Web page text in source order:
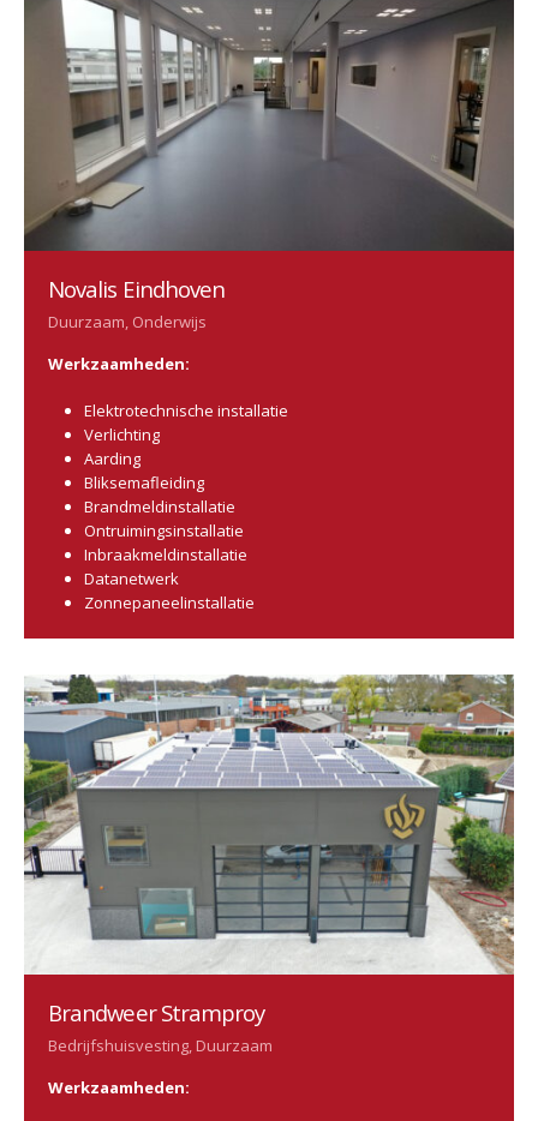
Novalis Eindhoven
Duurzaam, Onderwijs
Werkzaamheden:
Elektrotechnische installatie
Verlichting
Aarding
Bliksemafleiding
Brandmeldinstallatie
Ontruimingsinstallatie
Inbraakmeldinstallatie
Datanetwerk
Zonnepaneelinstallatie
Brandweer Stramproy
Bedrijfshuisvesting, Duurzaam
Werkzaamheden: